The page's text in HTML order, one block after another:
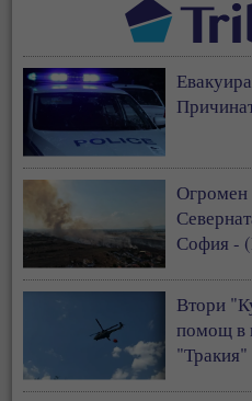
Огромен
София -
Втори
помощ в
"Тракия"